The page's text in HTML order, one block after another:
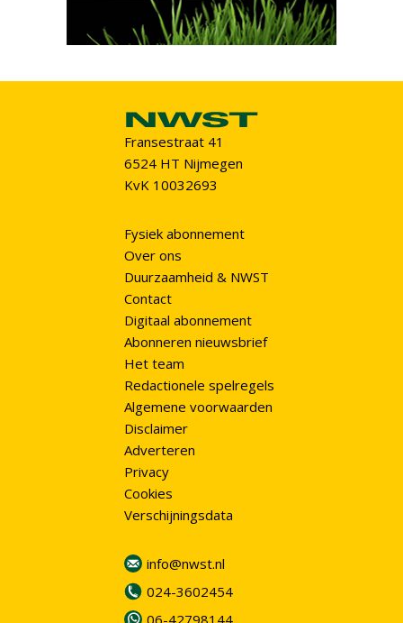
Fransestraat 41
6524 HT Nijmegen
KvK 10032693
Fysiek abonnement
Over ons
Duurzaamheid & NWST
Contact
Digitaal abonnement
Abonneren nieuwsbrief
Het team
Redactionele spelregels
Algemene voorwaarden
Disclaimer
Adverteren
Privacy
Cookies
Verschijningsdata
info@nwst.nl
024-3602454